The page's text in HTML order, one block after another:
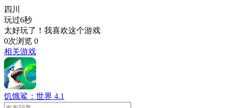
四川
玩过6秒
太好玩了！我喜欢这个游戏
0次浏览 0
相关游戏
饥饿鲨：世界 4.1